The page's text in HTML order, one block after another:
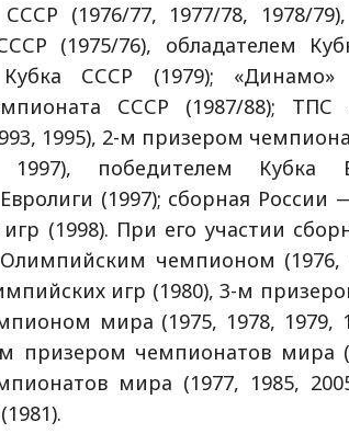
(1976/77, 1977/78, 1978/
(1975/76), обладателем
Кубка СССР (1979);
СССР (1987/88);
1995), 2-м призером
1997), победителем Кубка
(1997); сборная
(1998). При его участии
Олимпийским чемпионом (1976,
игр (1980), 3-м
мира (1975, 1978, 1979,
м призером чемпионатов мира
мира (1977, 1985,